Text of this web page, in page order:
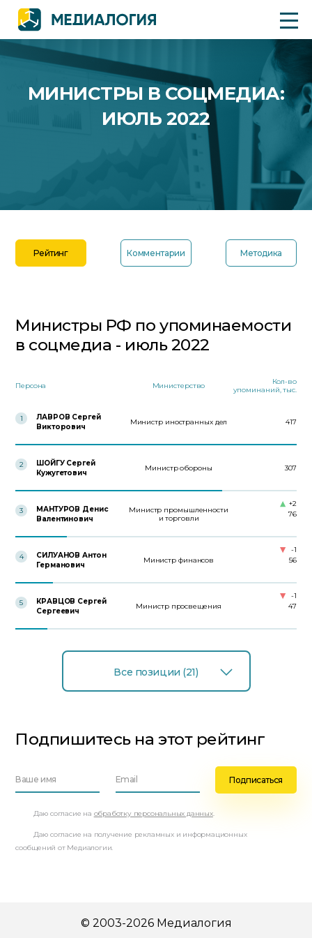
МИНИСТРЫ В СОЦМЕДИА:
ИЮЛЬ 2022
Рейтинг Комментарии Методика
Министры РФ по упоминаемости
в соцмедиа - июль 2022
Персона Министерство
Кол-во
упоминаний, тыс.
1
ЛАВРОВ Сергей
Викторович
Министр иностранных дел 417
2
ШОЙГУ Сергей
Кужугетович
Министр обороны 307
3
МАНТУРОВ Денис
Валентинович
Министр промышленности
и торговли
76
+2
4
СИЛУАНОВ Антон
Германович
Министр финансов 56
-1
5
КРАВЦОВ Сергей
Сергеевич
Министр просвещения 47
-1
Все позиции (21)
Подпишитесь на этот рейтинг
Даю согласие на обработку персональных данных.
Даю согласие на получение рекламных и информационных
сообщений от Медиалогии.
© 2003-2026 Медиалогия